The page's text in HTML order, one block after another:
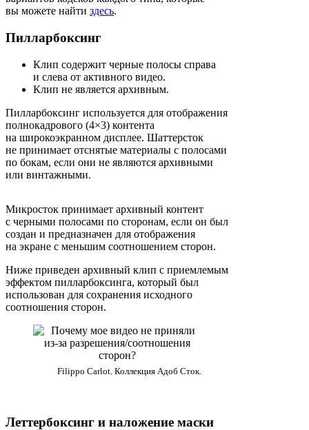
вы можете найти здесь.
Пилларбоксинг
Клип содержит черные полосы справа
и слева от активного видео.
Клип не является архивным.
Пилларбоксинг используется для отображения
полнокадрового (4×3) контента
на широкоэкранном дисплее. Шаттерсток
не принимает отснятые материалы с полосами
по бокам, если они не являются архивными
или винтажными.
Микросток принимает архивный контент
с черными полосами по сторонам, если он был
создан и предназначен для отображения
на экране с меньшим соотношением сторон.
Ниже приведен архивный клип с приемлемым
эффектом пилларбоксинга, который был
использован для сохранения исходного
соотношения сторон.
Filippo Carlot. Коллекция Адоб Сток.
Леттербоксинг и наложение маски